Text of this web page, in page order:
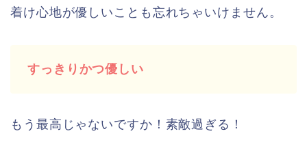
着け心地が優しいことも忘れちゃいけません。
すっきりかつ優しい
もう最高じゃないですか！素敵過ぎる！